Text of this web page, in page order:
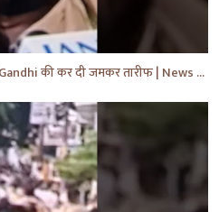
MP Brij Bhushan Singh ने Rahul Gandhi की कर दी जमकर तारीफ | News | Breaking | #shorts #yt #news